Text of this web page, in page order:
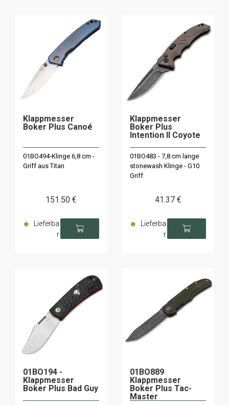
Klappmesser
Boker Plus Canoé
01BO494-Klinge 6,8 cm -
Griff aus Titan
151.50 €
Lieferba
r
Klappmesser
Boker Plus
Intention II Coyote
01BO483 - 7,8 cm lange
stonewash Klinge - G10
Griff
41.37 €
Lieferba
r
01BO194 -
Klappmesser
Boker Plus Bad Guy
01BO889
Klappmesser
Boker Plus Tac-
Master